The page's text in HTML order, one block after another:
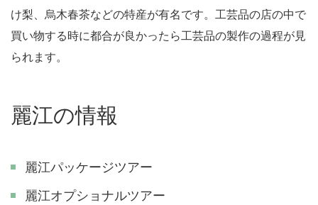
け梨、烏木春茶などの特産が有名です。工芸品の店の中で
買い物する時に都合が良かったら工芸品の製作の過程が見
られます。
麗江の情報
麗江パッケージツアー
麗江オプショナルツアー